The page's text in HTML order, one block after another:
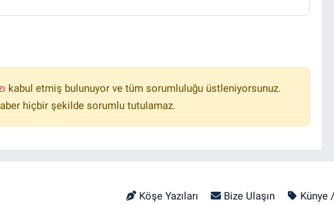
kabul etmiş bulunuyor ve tüm sorumluluğu üstleniyorsunuz.
hiçbir şekilde sorumlu tutulamaz.
Köşe Yazıları Bize Ulaşın Künye